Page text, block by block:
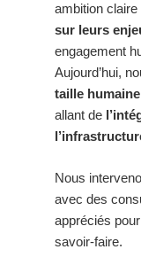
ambition claire
sur leurs
engagement
Aujourd’hui,
taille humaine
allant de
Nous
avec des
appréciés
savoir-faire.